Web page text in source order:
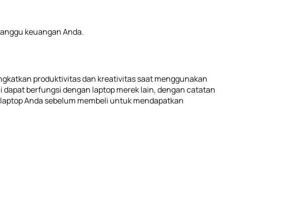
keuangan Anda.
produktivitas dan kreativitas saat menggunakan
berfungsi dengan laptop merek lain, dengan catatan
Anda sebelum membeli untuk mendapatkan